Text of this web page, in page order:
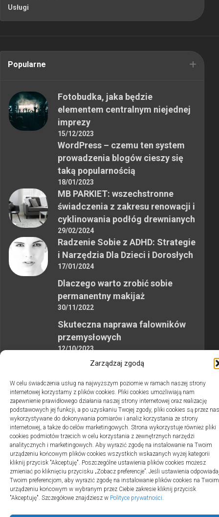
Zarządzaj zgodą
W celu świadczenia usług na najwyższym poziomie w ramach naszej strony
internetowej korzystamy z plików cookies. Pliki cookies umożliwiają nam
zapewnienie prawidłowego działania naszej strony internetowej oraz realizację
podstawowych jej funkcji, a po uzyskaniu Twojej zgody, pliki cookies są przez nas
wykorzystywane do dokonywania pomiarów i analiz korzystania ze strony
internetowej, a także do celów marketingowych. Strona wykorzystuje również pliki
cookies podmiotów trzecich w celu korzystania z zewnętrznych narzędzi
analitycznych i marketingowych. Aby wyrazić zgodę na instalowanie na Twoim
urządzeniu końcowym plików cookies wszystkich wskazanych wyżej kategorii
kliknij przycisk "Akceptuję". Poszczególne ustawienia plików cookies możesz
zmieniać po kliknięciu przycisku „Zobacz preferencje”. Jeśli ustawienia
Twoim preferencjom, aby wyrazić zgodę na instalowanie plików cookies na Twoim
urządzeniu końcowym w wybranym przez Ciebie zakresie kliknij przycisk
"Akceptuję". Szczegółowe znajdziesz w Polityce prywatności.
Usługi
Popularne
Fotobudka, jaka będzie
elementem centralnym niejednej
imprezy
15/12/2023
WordPress – czemu ten system
prowadzenia blogów cieszy się
taką popularnością
18/01/2023
MB PARKIET: wszechstronne
świadczenia z zakresu renowacji i
cyklinowania podłóg drewnianych
29/02/2024
Radzenie Sobie z ADHD: Strategie
i Narzędzia Dla Dzieci i Dorosłych
17/01/2024
Dlaczego warto zrobić sobie
permanentny makijaż
30/11/2022
Skuteczna naprawa falowników
przemysłowych
12/10/2023
2swiaty.pl © 2026. Wszelkie prawa zastrzeżone.